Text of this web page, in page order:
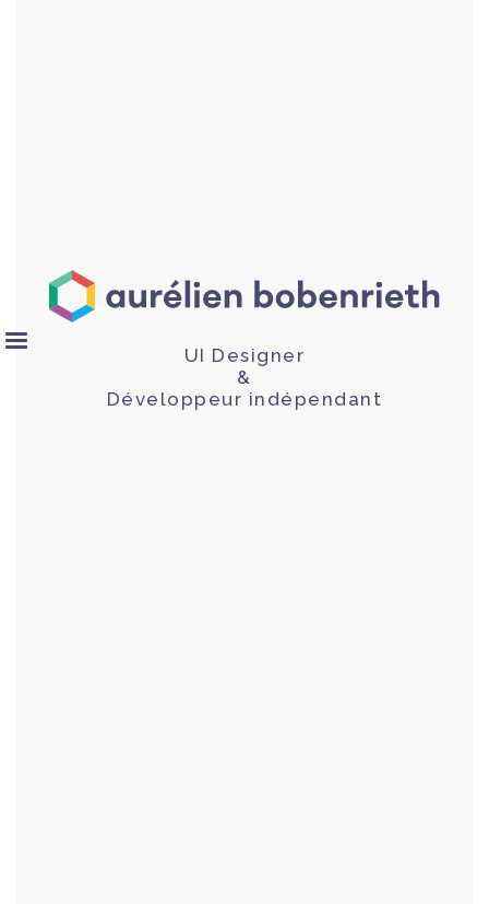
UI Designer
&
Développeur indépendant